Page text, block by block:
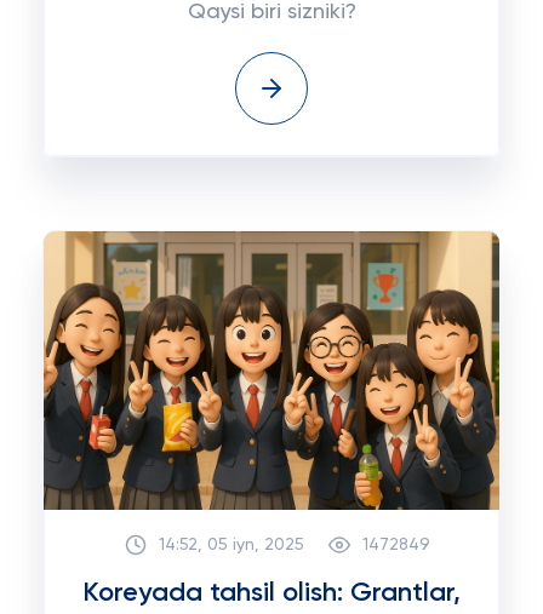
Qaysi biri sizniki?
14:52, 05 iyn, 2025 1472849
Koreyada tahsil olish: Grantlar,